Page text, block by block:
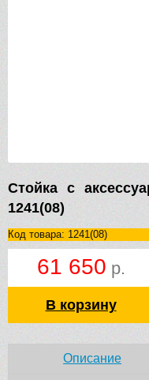
Стойка с
1241(08)
Код товара: 1241(08)
61 650 р.
В корзину
Описание